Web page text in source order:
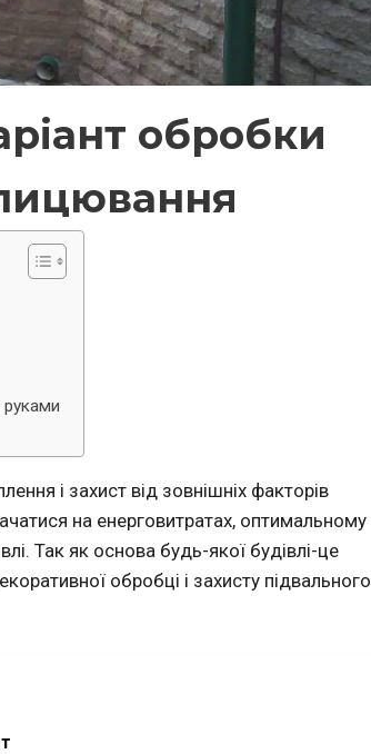
обробки
руками
і захист від зовнішніх факторів
на енерговитратах, оптимальному
Так як основа будь-якої будівлі-це
обробці і захисту підвального